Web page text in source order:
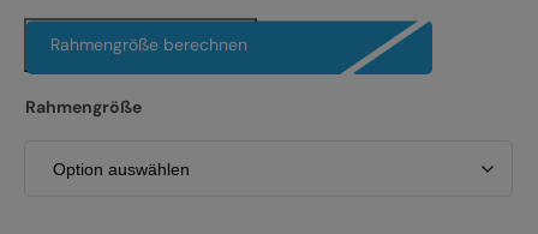
Alle entdecken
Rahmengröße berechnen
Rahmengröße